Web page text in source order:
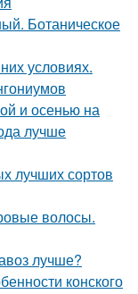
Ботаническое
условиях.
и осенью на
лучше
лучших сортов
волосы.
лучше?
конского